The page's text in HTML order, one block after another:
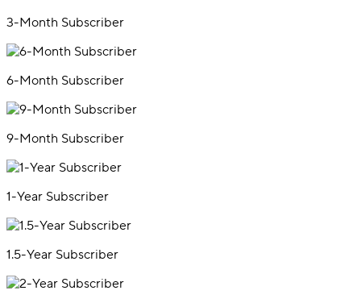
3-Month Subscriber
6-Month Subscriber
9-Month Subscriber
1-Year Subscriber
1.5-Year Subscriber